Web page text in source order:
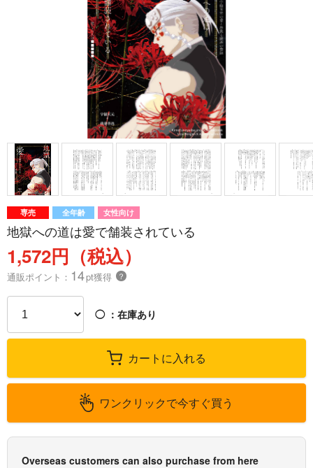
専売 全年齢 女性向け
地獄への道は愛で舗装されている
1,572円（税込）
通販ポイント： 14pt獲得 ？
◯ ：在庫あり
カートに入れる
ワンクリックで今すぐ買う
Overseas customers can also purchase from here